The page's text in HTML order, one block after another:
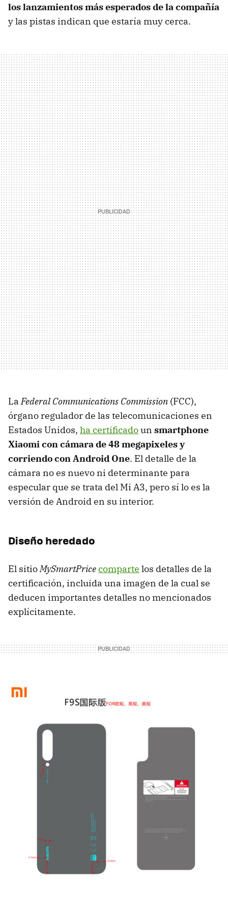
los lanzamientos más esperados de la compañía
y las pistas indican que estaría muy cerca.
LaFederal Communications Commission (FCC),
órgano regulador de las telecomunicaciones en
Estados Unidos, ha certificadoun smartphone
Xiaomi con cámara de 48 megapixeles y
corriendo con Android One. El detalle de la
cámara no es nuevo ni determinante para
especular que se trata del Mi A3, pero sí lo es la
versión de Android en su interior.
Diseño heredado
El sitioMySmartPricecomparte los detalles de la
certificación, incluida una imagen de la cual se
deducen importantes detalles no mencionados
explícitamente.